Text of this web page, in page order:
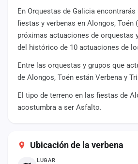
En Orquestas de Galicia encontrarás
fiestas y verbenas en Alongos, Toén
próximas actuaciones de orquestas
del histórico de 10 actuaciones de
Entre las orquestas y grupos que
de Alongos, Toén están Verbena y
El tipo de terreno en las fiestas de
acostumbra a ser Asfalto.
Ubicación de la verbena
LUGAR
Vídeos
Anuncios
Iniciar
sesión
Crear
cuenta
Contacto